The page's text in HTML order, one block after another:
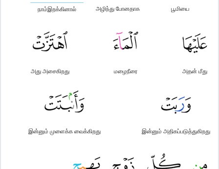
பூமியை
அழிந்து போனதாக
நாம்இறக்கினால்
அதன் மீது
மழைநீரை
அது அசைகிறது
இன்னும் அதிகப்படுத்துகிறது
இன்னும் முளைக்க வைக்கிறது